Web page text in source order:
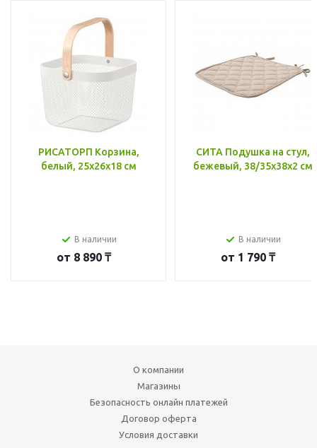
РИСАТОРП Корзина,
белый, 25x26x18 см
В наличии
от 8 890 ₸
СИТА Подушка на стул,
бежевый, 38/35x38x2 см
В наличии
от 1 790 ₸
О компании
Магазины
Безопасность онлайн платежей
Договор оферта
Условия доставки